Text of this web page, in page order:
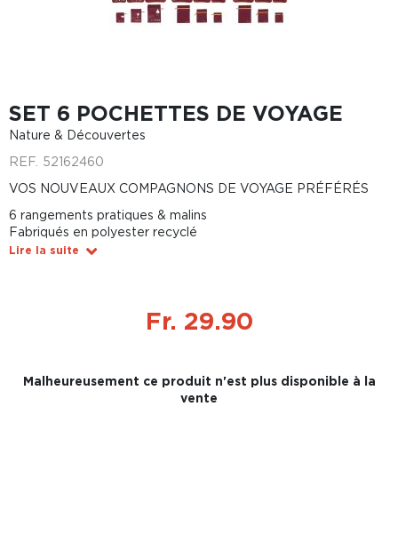
SET 6 POCHETTES DE VOYAGE
Nature & Découvertes
REF. 52162460
VOS NOUVEAUX COMPAGNONS DE VOYAGE PRÉFÉRÉS
6 rangements pratiques & malins
Fabriqués en polyester recyclé
Lire la suite
Fr. 29.90
Malheureusement ce produit n'est plus disponible à la
vente